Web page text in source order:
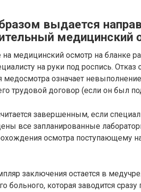
выдается
медицинский
на медицинский осмотр на бланке
на руки под роспись.
означает
трудовой договор (если он был
завершенным, если
все запланированные
осмотра поступающему
заключения остается в
больного, которая заводится